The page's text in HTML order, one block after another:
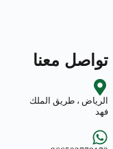
تواصل معنا
الرياض ، طريق الملك
فهد